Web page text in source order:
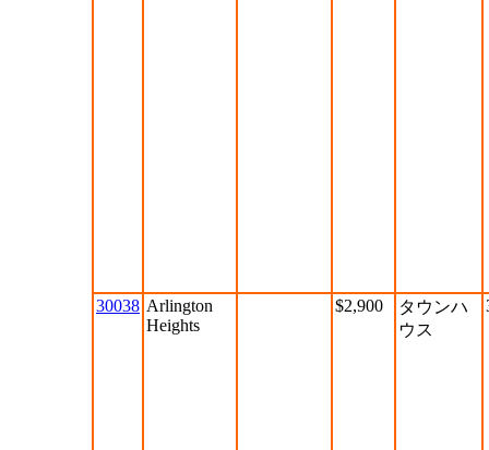
30038 Arlington
Heights
$2,900
タウンハ
ウス